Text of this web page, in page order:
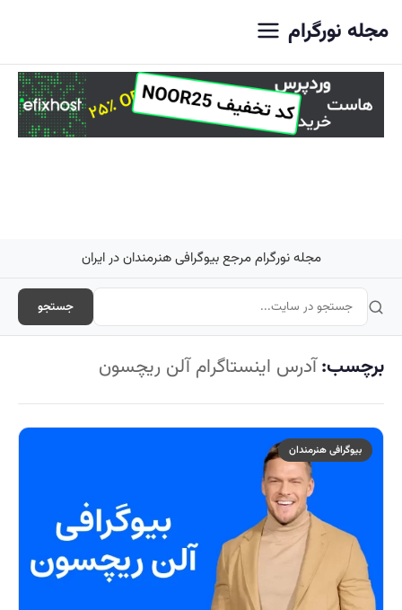
مجله نورگرام
مجله نورگرام مرجع بیوگرافی هنرمندان در ایران
جستجو
برچسب:آدرس اینستاگرام آلن ریچسون
بیوگرافی هنرمندان